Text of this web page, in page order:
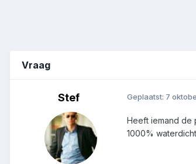
Vraag
Stef Geplaatst: 7
Heeft iemand de
1000%